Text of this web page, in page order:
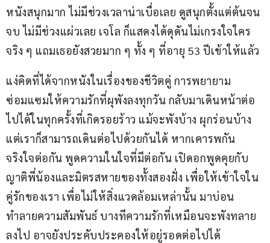
หนังสนุกมาก ไม่มีช่วงเวลาน่าเบื่อเลย ดูสนุกตั้งแต่ต้นจน
จบ ไม่มีช่วงแผ่วเลย เจโล ก็แสดงได้ดุดันไม่เกรงใจใคร
จริง ๆ แถมเธอยังสวยมาก ๆ ทั้ง ๆ ที่อายุ 53 ปีเข้าให้แล้ว
แง่คิดที่ได้จากหนังในเรื่องของชีวิตคู่ การพยายาม
ซ่อมแซมให้ความรักที่ผุพังลงทุกวัน กลับมาเดินหน้าต่อ
ไปได้ในทุกครั้งที่เกิดรอยร้าว แม้จะพังบ้าง ผุกร่อนบ้าง
แต่เราก็สามารถเดินต่อไปด้วยกันได้ หากเคารพกัน
จริงใจต่อกัน พูดความในใจที่มีต่อกัน เปิดอกพูดคุยกับ
ญาติพี่น้องและมิตรสหายของทั้งสองฝั่ง เพื่อให้เข้าใจใน
คู่รักของเรา เพื่อไม่ให้สิ่งแวดล้อมเหล่านั้น มาบ่อน
ทำลายความสัมพันธ์ บางทีความรักที่เหมือนจะพังทลาย
ลงไป อาจยังประคับประคองให้อยู่รอดต่อไปได้